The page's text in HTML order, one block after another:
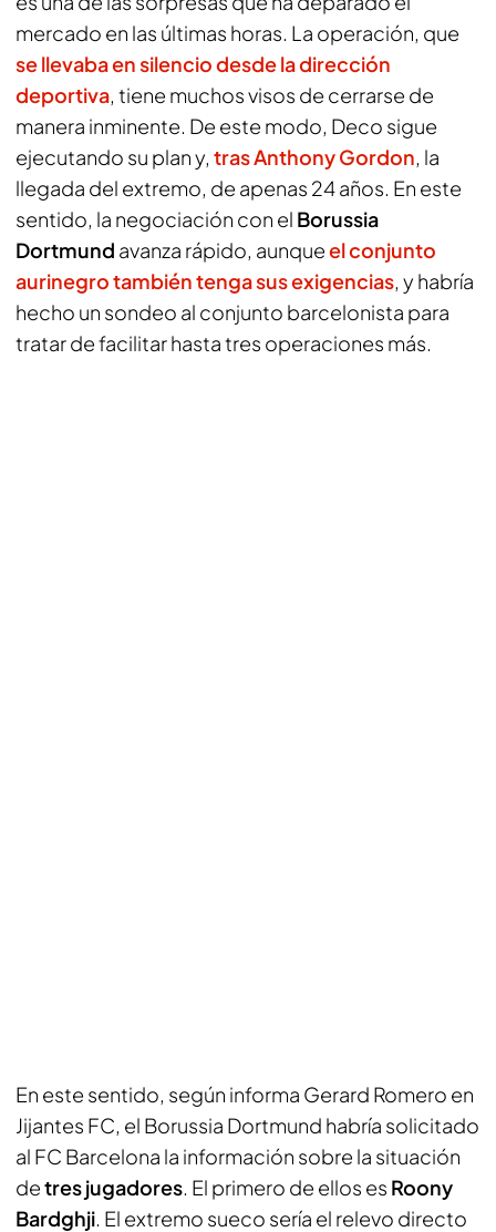
mercado en las últimas horas. La operación, que
se llevaba en silencio desde la dirección
deportiva, tiene muchos visos de cerrarse de
manera inminente. De este modo, Deco sigue
ejecutando su plan y, tras Anthony Gordon, la
llegada del extremo, de apenas 24 años. En este
sentido, la negociación con el Borussia
Dortmund avanza rápido, aunqueel conjunto
aurinegro también tenga sus exigencias, y habría
hecho un sondeo al conjunto barcelonista para
tratar de facilitar hasta tres operaciones más.
En este sentido, según informa Gerard Romero en
Jijantes FC, el Borussia Dortmund habría solicitado
al FC Barcelona la información sobre la situación
detres jugadores. El primero de ellos es Roony
Bardghji. El extremo sueco sería el relevo directo